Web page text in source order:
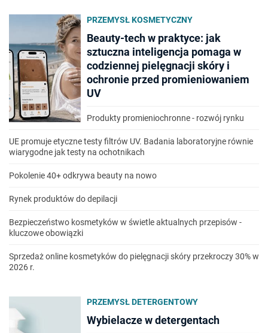
PRZEMYSŁ KOSMETYCZNY
Beauty-tech w praktyce: jak
sztuczna inteligencja pomaga w
codziennej pielęgnacji skóry i
ochronie przed promieniowaniem
UV
Produkty promieniochronne - rozwój rynku
UE promuje etyczne testy filtrów UV. Badania laboratoryjne równie
wiarygodne jak testy na ochotnikach
Pokolenie 40+ odkrywa beauty na nowo
Rynek produktów do depilacji
Bezpieczeństwo kosmetyków w świetle aktualnych przepisów -
kluczowe obowiązki
Sprzedaż online kosmetyków do pielęgnacji skóry przekroczy 30% w
2026 r.
PRZEMYSŁ DETERGENTOWY
Wybielacze w detergentach